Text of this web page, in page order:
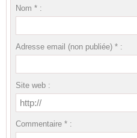
Nom * :
Adresse email (non publiée) * :
Site web :
Commentaire * :